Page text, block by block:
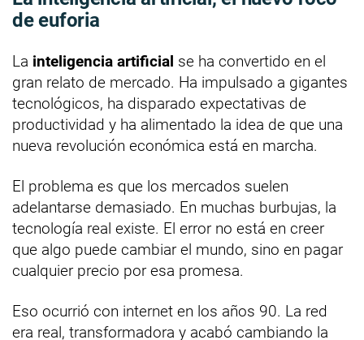
de euforia
La inteligencia artificial se ha convertido en el
gran relato de mercado. Ha impulsado a gigantes
tecnológicos, ha disparado expectativas de
productividad y ha alimentado la idea de que una
nueva revolución económica está en marcha.
El problema es que los mercados suelen
adelantarse demasiado. En muchas burbujas, la
tecnología real existe. El error no está en creer
que algo puede cambiar el mundo, sino en pagar
cualquier precio por esa promesa.
Eso ocurrió con internet en los años 90. La red
era real, transformadora y acabó cambiando la